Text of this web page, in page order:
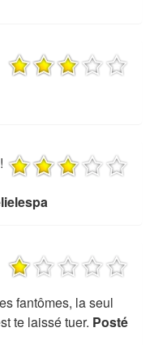
fantômes, la seul
te laissé tuer. Posté